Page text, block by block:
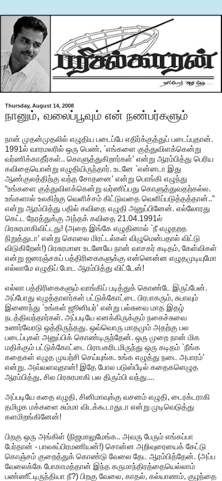
Thursday, August 14, 2008
நானும், வலைப்பூவும் என் நண்பர்களும்
நான் முதன்முதலில் எழுதிய படைப்பே எதிர்க்குத்துப் படைப்புதான்.
1991ல் வாரமலரில் ஒரு பெண், `எங்களை குத்துவிளக்கென்று
வர்ணிக்காதீர்கள்.. கொளுத்துகிறார்கள்’ என்று ஆரம்பித்து பெரிய
கவிதையொன்று எழுதியிருந்தார். உடனே `என்னடா இது
ஆண்குலத்திற்கு வந்த சோதனை’ என்று பொங்கி எழுந்து
“உங்களை குத்துவிளக்கென்று வர்ணிப்பது கொளுத்துவதற்கல்ல.
உங்களால் உலகிற்கு வெளிச்சம் கிட்டுவதை வெளிப்படுத்தத்தான்..”
என்று ஆரம்பித்து பதில் கவிதை எழுதி அனுப்பினேன். எல்லோரது
கெட்ட நேரத்துக்கு அந்தக் கவிதை 21.04.1991ல்
பிரசுரமாகிவிட்டது! (அதை இங்கே எழுதினால் `நீ எழுதறத
நிறுத்துடா’ என்று கொலை மிரட்டல்கள் விழுமென்பதால் விட்டு
விடுகிறேன்!) பிரசுரமான உடனேயே நான் வாசகர் கடிதம், கேள்விகள்
என்று ஜனரஞ்சகப் பத்திரிகைகளுக்கு என்னென்ன எழுதமுடியுமோ
எல்லாமே எழுதிப் போட ஆரம்பித்து விட்டேன்!
எல்லா பத்திரிகைகளும் வாங்கிப் படித்துக் கொண்டே இருப்பேன்.
அப்போது எழுத்தாளர்கள் பட்டுக்கோட்டை பிரபாகரும், சுபாவும்
இணைந்து `உங்கள் ஜூனியர்’ என்று பல்சுவை மாத இதழ்
நடத்திவந்தார்கள். அப்படியே எனக்கிருக்கும் நகைச்சுவை
உணர்வோடு ஒத்திருந்தது. ஒவ்வொரு மாதமும் அதற்கு பல
படைப்புகள் அனுப்பிக் கொண்டிருந்தேன். ஒரு முறை நான் மிக
மதிக்கும் பட்டுக்கோட்டை பிராபகரிடமிருந்து ஒரு கடிதம் `நீங்க
கதைகள் எழுத முயற்சி செய்யுங்க. உங்க எழுத்து நடை அபாரம்’
என்று. அவ்வளவுதான்! இதே போல படுஸ்பீடில் கதைகளெழுத
ஆரம்பித்து, சில பிரசுரமாகி பல திரும்பி வந்து....
அப்படியே கதை எழுதி, சினிமாவுக்கு வசனம் எழுதி, டைரக்டராகி
தமிழக மக்களை சும்மா விடக்கூடாதுடா என்று முடிவெடுத்து
களமிறங்கினேன்!
பிறகு ஒரு அங்கிள் (நிஜமாலுமேங்க.. அவரு பேரும் எங்கப்பா
பேர்தான் - பாலசுப்பிரமணியன்!) சொன்ன அறிவுரையைக் கேட்டு
கொஞ்சம் குறைத்துக் கொண்டு வேலை தேட ஆரம்பித்தேன். (அப்ப
வேலைக்கே போகாமத்தான் இந்த கருமாந்திரத்தையெல்லாம்
பண்ணீட்டிருந்தியா நீ?) பிறகு வேலை, காதல், கல்யாணம், குழந்தை